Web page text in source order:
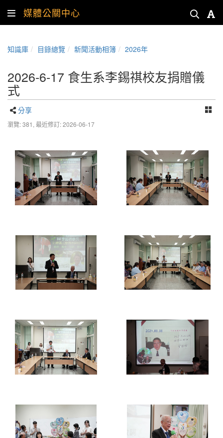
媒體公關中心
知識庫 目錄總覽 新聞活動相簿 2026年
2026-6-17 食生系李錫祺校友捐贈儀
式
分享
瀏覽: 381, 最近修訂: 2026-06-17